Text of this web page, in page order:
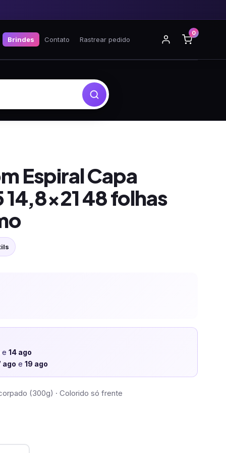
Brindes Contato Rastrear pedido
0
Espiral Capa
14,8×21 48 folhas
e14 ago
ago e19 ago
(300g) · Colorido só frente